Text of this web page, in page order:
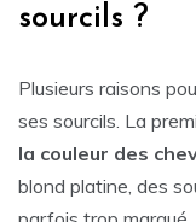
sourcils ?
Plusieurs raisons
ses sourcils. La
la couleur des
blond platine, des